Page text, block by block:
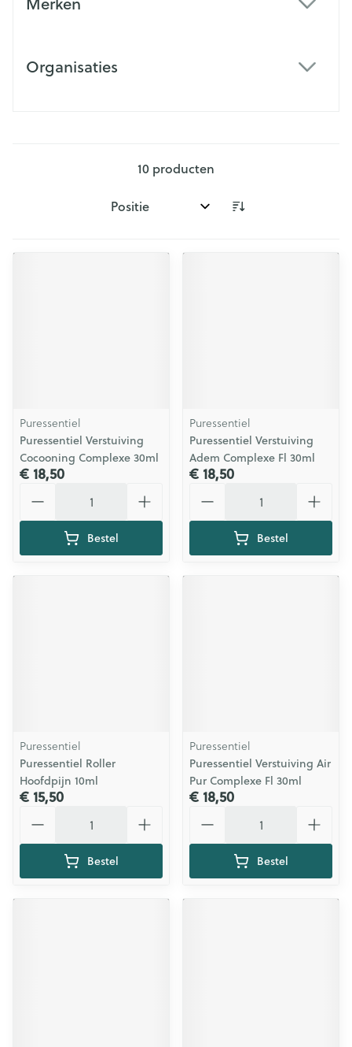
Organisaties
10 producten
Sorteer op:
Puressentiel
Puressentiel Verstuiving
Cocooning Complexe 30ml
€ 18,50
Bestel
Puressentiel
Puressentiel Verstuiving
Adem Complexe Fl 30ml
€ 18,50
Bestel
Puressentiel
Puressentiel Roller
Hoofdpijn 10ml
€ 15,50
Bestel
Puressentiel
Puressentiel Verstuiving Air
Pur Complexe Fl 30ml
€ 18,50
Bestel